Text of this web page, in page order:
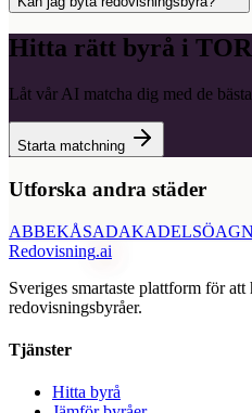
Hitta rätt byrå i
Låt vår AI matcha dig med de
Starta matchning
Utforska andra städer
ABBEKÅSADAKADELSÖ
Redovisning.ai
Sveriges smartaste plattform för
redovisningsbyråer.
Tjänster
Hitta byrå